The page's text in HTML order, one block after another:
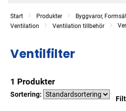
Start Produkter
Byggvaror,
Ventilation
Ventilation tillbehör
Ventilfilter
1 Produkter
Sortering: